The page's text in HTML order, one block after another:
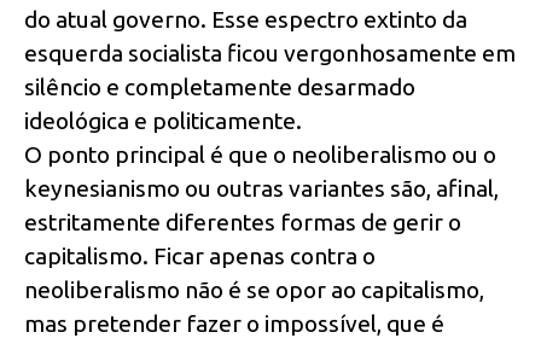
do atual governo. Esse espectro extinto da
esquerda socialista ficou vergonhosamente em
silêncio e completamente desarmado
ideológica e politicamente.
O ponto principal é que o neoliberalismo ou o
keynesianismo ou outras variantes são, afinal,
estritamente diferentes formas de gerir o
capitalismo. Ficar apenas contra o
neoliberalismo não é se opor ao capitalismo,
mas pretender fazer o impossível, que é